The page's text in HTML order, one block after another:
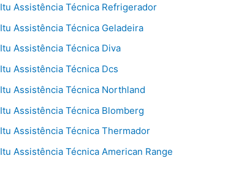
Itu Assistência Técnica Refrigerador
Itu Assistência Técnica Geladeira
Itu Assistência Técnica Diva
Itu Assistência Técnica Dcs
Itu Assistência Técnica Northland
Itu Assistência Técnica Blomberg
Itu Assistência Técnica Thermador
Itu Assistência Técnica American Range